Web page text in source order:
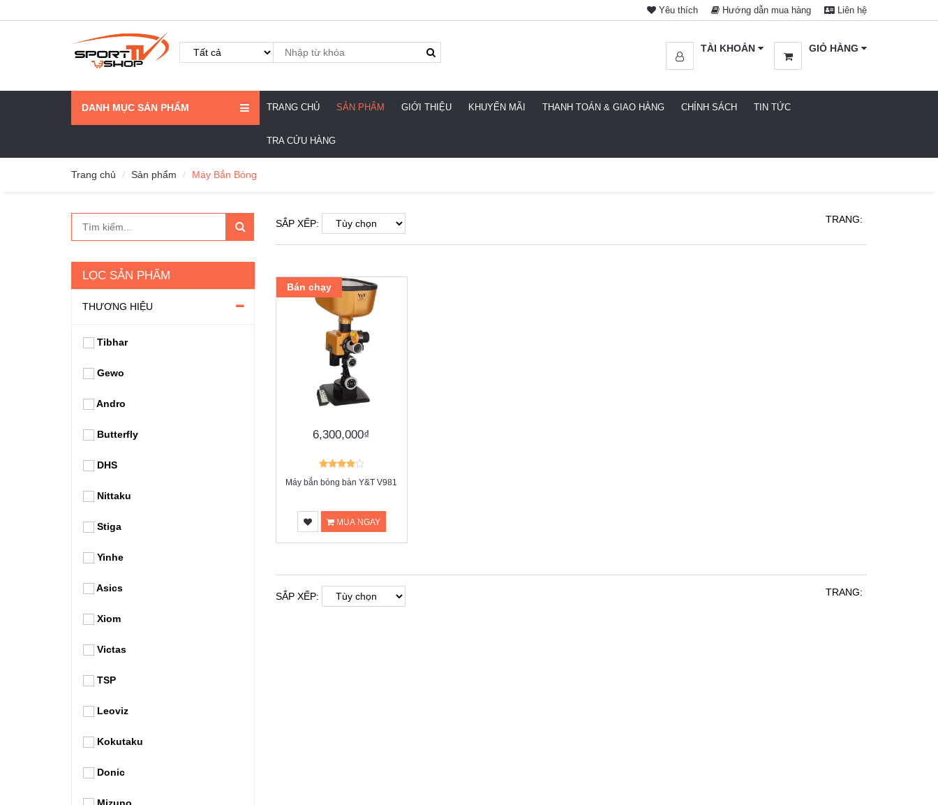
Yêu thích Hướng dẫn mua hàng Liên hệ
TÀI KHOẢN GIỎ HÀNG
DANH MỤC SẢN PHẨM TRANG CHỦ SẢN PHẨM GIỚI THIỆU KHUYẾN MÃI THANH TOÁN & GIAO HÀNG CHÍNH SÁCH TIN TỨC
TRA CỨU HÀNG
Trang chủ Sản phẩm Máy Bắn Bóng
LỌC SẢN PHẨM
THƯƠNG HIỆU
Tibhar
Gewo
Andro
Butterfly
DHS
Nittaku
Stiga
Yinhe
Asics
Xiom
Victas
TSP
Leoviz
Kokutaku
Donic
SẮP XẾP: TRANG:
Bán chạy
6,300,000₫
Máy bắn bóng bàn Y&T V981
MUA NGAY
SẮP XẾP: TRANG: